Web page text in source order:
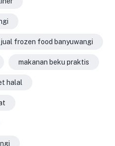
jual frozen food banyuwangi
makanan beku praktis
halal